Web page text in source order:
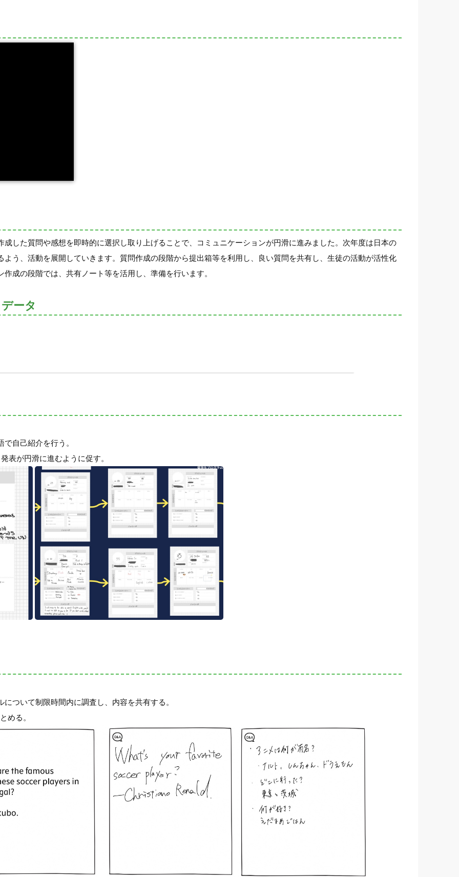
した質問や感想を即時的に選択し取り上げることで、コミュニケーションが円滑に進みました。次年度は日本の
う、活動を展開していきます。質問作成の段階から提出箱等を利用し、良い質問を共有し、生徒の活動が活性化
成の段階では、共有ノート等を活用し、準備を行います。
ータ
自己紹介を行う。
表が円滑に進むように促す。
ついて制限時間内に調査し、内容を共有する。
める。